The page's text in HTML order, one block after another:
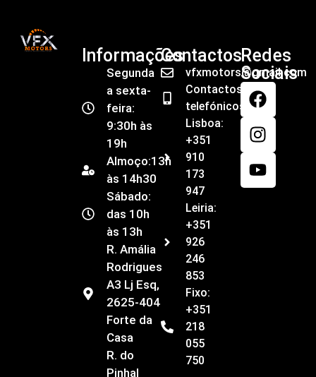
Informações
Segunda
a sexta-
feira:
9:30h às
19h
Almoço:13h
às 14h30
Sábado:
das 10h
às 13h
R. Amália
Rodrigues
A3 Lj Esq,
2625-404
Forte da
Casa
R. do
Pinhal
Contactos
vfxmotors@gmail.com
Contactos
telefónicos
Lisboa:
+351
910
173
947
Leiria:
+351
926
246
853
Fixo:
+351
218
055
750
Redes
Sociais